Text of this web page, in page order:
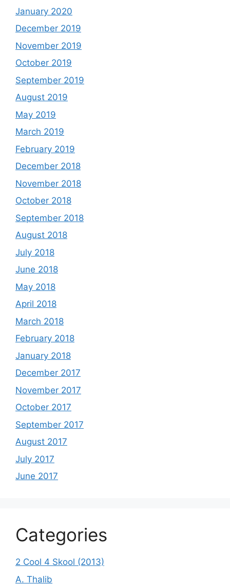
January 2020
December 2019
November 2019
October 2019
September 2019
August 2019
May 2019
March 2019
February 2019
December 2018
November 2018
October 2018
September 2018
August 2018
July 2018
June 2018
May 2018
April 2018
March 2018
February 2018
January 2018
December 2017
November 2017
October 2017
September 2017
August 2017
July 2017
June 2017
Categories
2 Cool 4 Skool (2013)
A. Thalib